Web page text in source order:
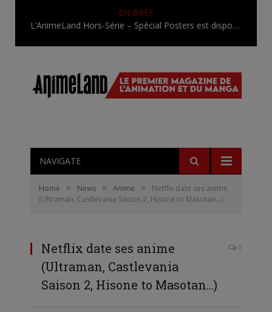
EN BREF
L’AnimeLand Hors-Série – Spécial Posters est disponible !
NAVIGATE
Home » News » Anime »
Netflix date ses anime
(Ultraman, Castlevania Saison 2, Hisone to Masotan…)
Netflix date ses anime
(Ultraman, Castlevania
Saison 2, Hisone to Masotan…)
0